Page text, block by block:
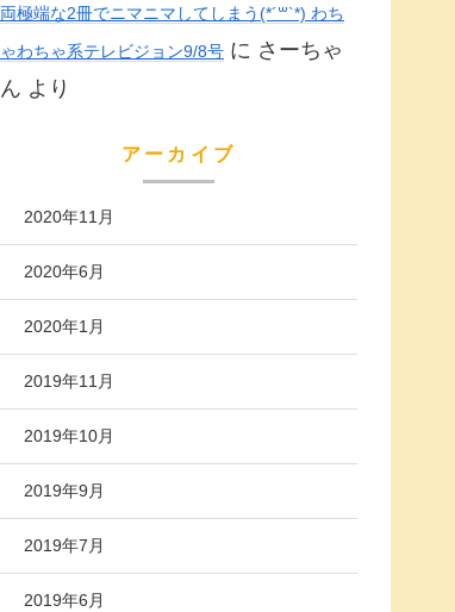
両極端な2冊でニマニマしてしまう(*´꒳`*) わち
ゃわちゃ系テレビジョン9/8号 に さーちゃ
ん より
アーカイブ
2020年11月
2020年6月
2020年1月
2019年11月
2019年10月
2019年9月
2019年7月
2019年6月